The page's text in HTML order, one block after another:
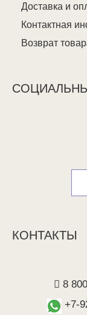
Доставка и
Контактная
Возврат
КОНТАКТЫ
8
+7-